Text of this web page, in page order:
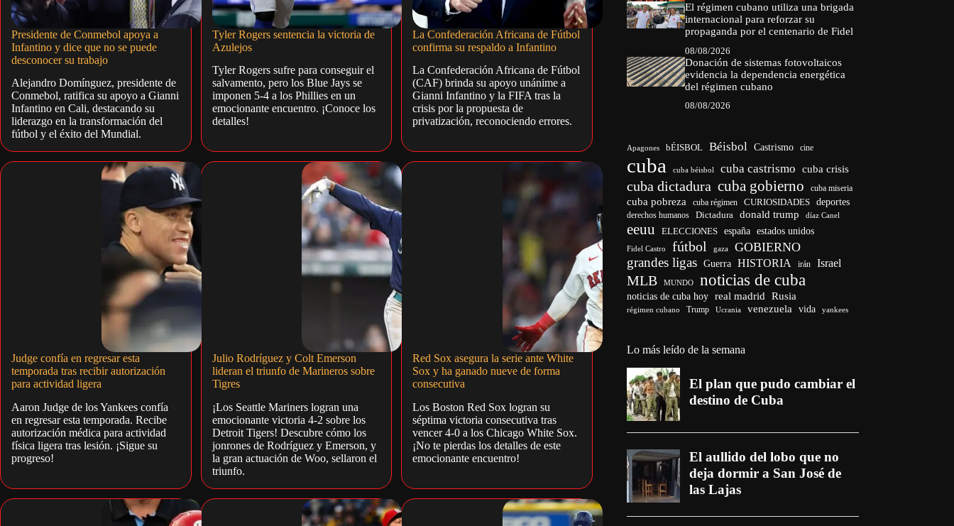
Presidente de Conmebol apoya a
Infantino y dice que no se puede
desconocer su trabajo
Alejandro Domínguez, presidente de
Conmebol, ratifica su apoyo a Gianni
Infantino en Cali, destacando su
liderazgo en la transformación del
fútbol y el éxito del Mundial.
Tyler Rogers sentencia la victoria de
Azulejos
Tyler Rogers sufre para conseguir el
salvamento, pero los Blue Jays se
imponen 5-4 a los Phillies en un
emocionante encuentro. ¡Conoce los
detalles!
La Confederación Africana de Fútbol
confirma su respaldo a Infantino
La Confederación Africana de Fútbol
(CAF) brinda su apoyo unánime a
Gianni Infantino y la FIFA tras la
crisis por la propuesta de
privatización, reconociendo errores.
Judge confía en regresar esta
temporada tras recibir autorización
para actividad ligera
Aaron Judge de los Yankees confía
en regresar esta temporada. Recibe
autorización médica para actividad
física ligera tras lesión. ¡Sigue su
progreso!
Julio Rodríguez y Colt Emerson
lideran el triunfo de Marineros sobre
Tigres
¡Los Seattle Mariners logran una
emocionante victoria 4-2 sobre los
Detroit Tigers! Descubre cómo los
jonrones de Rodríguez y Emerson, y
la gran actuación de Woo, sellaron el
triunfo.
Red Sox asegura la serie ante White
Sox y ha ganado nueve de forma
consecutiva
Los Boston Red Sox logran su
séptima victoria consecutiva tras
vencer 4-0 a los Chicago White Sox.
¡No te pierdas los detalles de este
emocionante encuentro!
El régimen cubano utiliza una brigada
internacional para reforzar su
propaganda por el centenario de Fidel
08/08/2026
Donación de sistemas fotovoltaicos
evidencia la dependencia energética
del régimen cubano
08/08/2026
Apagones bÉISBOL Béisbol Castrismo cine
cuba cuba béisbol cuba castrismo cuba crisis
cuba dictadura cuba gobierno cuba miseria
cuba pobreza cuba régimen CURIOSIDADES deportes
derechos humanos Dictadura donald trump díaz Canel
eeuu ELECCIONES españa estados unidos
Fidel Castro fútbol gaza GOBIERNO
grandes ligas Guerra HISTORIA irán Israel
MLB MUNDO noticias de cuba
noticias de cuba hoy real madrid Rusia
régimen cubano Trump Ucrania venezuela vida yankees
Lo más leído de la semana